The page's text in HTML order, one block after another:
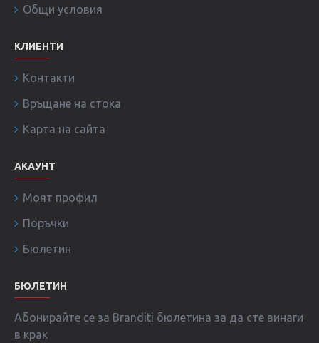
Общи условия
КЛИЕНТИ
Контакти
Връщане на стока
Карта на сайта
АКАУНТ
Моят профил
Поръчки
Бюлетин
БЮЛЕТИН
Абонирайте се за Branditi бюлетина за да сте винаги
в крак